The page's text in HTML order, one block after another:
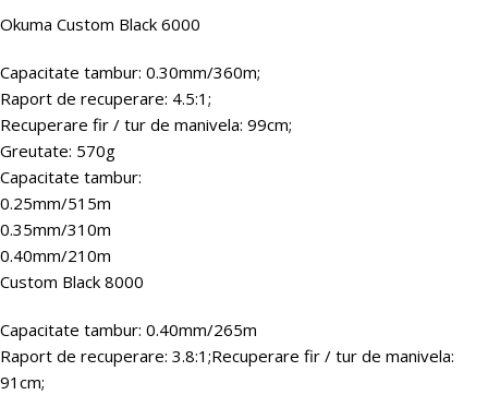
Okuma Custom Black 6000
Capacitate tambur: 0.30mm/360m;
Raport de recuperare: 4.5:1;
Recuperare fir / tur de manivela: 99cm;
Greutate: 570g
Capacitate tambur:
0.25mm/515m
0.35mm/310m
0.40mm/210m
Custom Black 8000
Capacitate tambur: 0.40mm/265m
Raport de recuperare: 3.8:1;Recuperare fir / tur de manivela:
91cm;